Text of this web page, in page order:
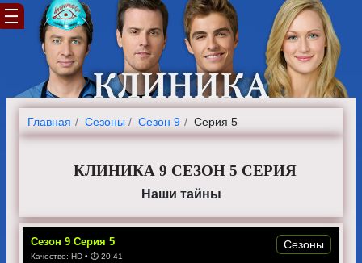
Главная Cезоны Сезон 9 Серия 5
КЛИНИКА 9 СЕЗОН 5 СЕРИЯ
Наши тайны
Сезон 9 Серия 5
Качество: HD • ⏱ 20:41
Сезоны